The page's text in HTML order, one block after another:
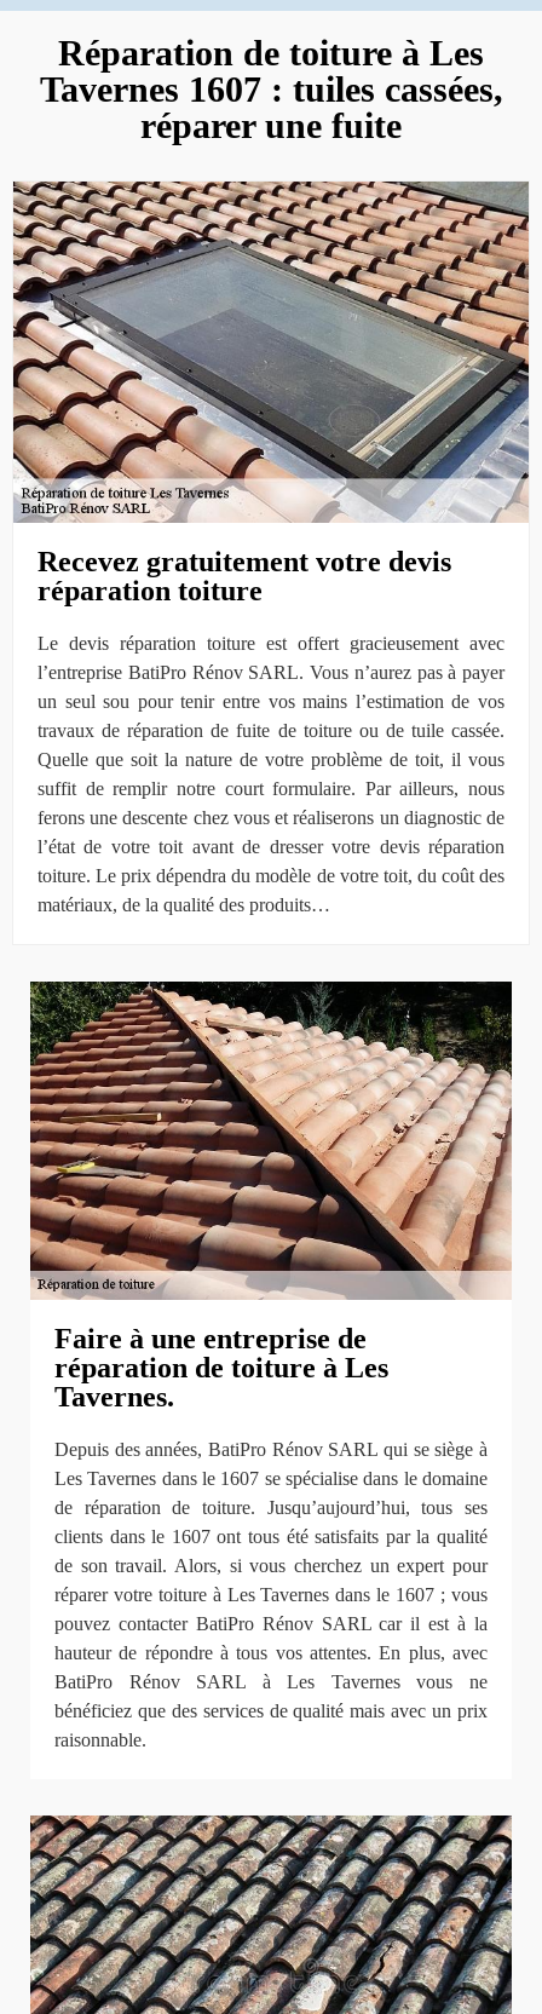
Réparation de toiture à Les
Tavernes 1607 : tuiles cassées,
réparer une fuite
Recevez gratuitement votre devis
réparation toiture
Le devis réparation toiture est offert gracieusement avec
l’entreprise BatiPro Rénov SARL. Vous n’aurez pas à payer
un seul sou pour tenir entre vos mains l’estimation de vos
travaux de réparation de fuite de toiture ou de tuile cassée.
Quelle que soit la nature de votre problème de toit, il vous
suffit de remplir notre court formulaire. Par ailleurs, nous
ferons une descente chez vous et réaliserons un diagnostic de
l’état de votre toit avant de dresser votre devis réparation
toiture. Le prix dépendra du modèle de votre toit, du coût des
matériaux, de la qualité des produits…
Faire à une entreprise de
réparation de toiture à Les
Tavernes.
Depuis des années, BatiPro Rénov SARL qui se siège à
Les Tavernes dans le 1607 se spécialise dans le domaine
de réparation de toiture. Jusqu’aujourd’hui, tous ses
clients dans le 1607 ont tous été satisfaits par la qualité
de son travail. Alors, si vous cherchez un expert pour
réparer votre toiture à Les Tavernes dans le 1607 ; vous
pouvez contacter BatiPro Rénov SARL car il est à la
hauteur de répondre à tous vos attentes. En plus, avec
BatiPro Rénov SARL à Les Tavernes vous ne
bénéficiez que des services de qualité mais avec un prix
raisonnable.